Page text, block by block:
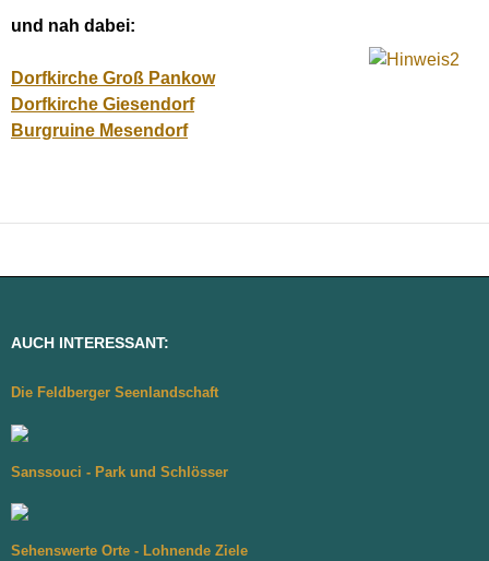
und nah dabei:
Dorfkirche Groß Pankow
Dorfkirche Giesendorf
Burgruine Mesendorf
AUCH INTERESSANT:
Die Feldberger Seenlandschaft
Sanssouci - Park und Schlösser
Sehenswerte Orte - Lohnende Ziele